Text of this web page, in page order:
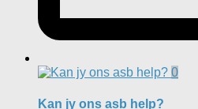
0
Kan jy ons asb help?